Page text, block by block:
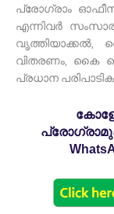
പ്രോഗ്രാം
എന്നിവർ
വൃത്തിയാക്കൽ,
വിതരണം, കൈ
പ്രധാന